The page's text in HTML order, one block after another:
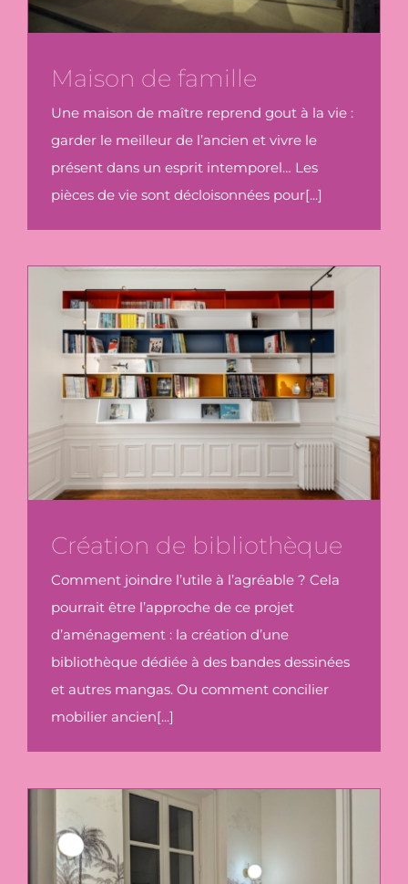
Maison de famille
Une maison de maître reprend gout à la vie :
garder le meilleur de l’ancien et vivre le
présent dans un esprit intemporel… Les
pièces de vie sont décloisonnées pour[...]
Création de bibliothèque
Comment joindre l’utile à l’agréable ? Cela
pourrait être l’approche de ce projet
d’aménagement : la création d’une
bibliothèque dédiée à des bandes dessinées
et autres mangas. Ou comment concilier
mobilier ancien[...]